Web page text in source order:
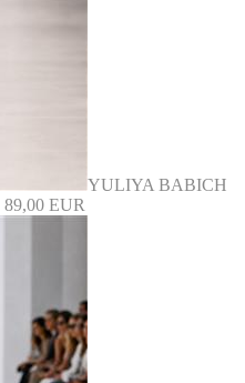
YULIYA BABICH
89,00 EUR